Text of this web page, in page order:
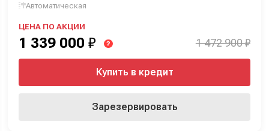
Автоматическая
ЦЕНА ПО АКЦИИ
1 339 000 ₽ ? 1 472 900 ₽
Купить в кредит
Зарезервировать